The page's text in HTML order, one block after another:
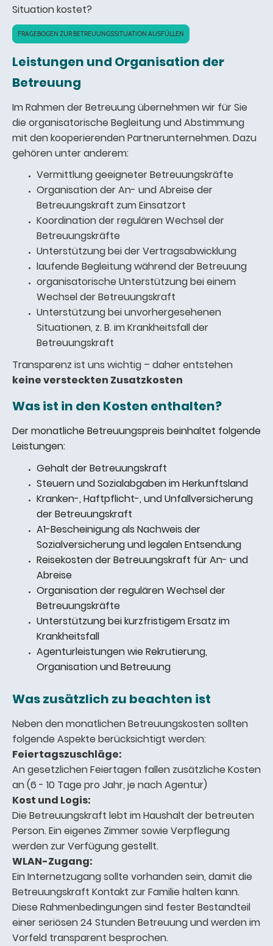
FRAGEBOGEN ZUR BETREUUNGSSITUATION AUSFÜLLEN
Situation kostet?
Leistungen und Organisation der
Betreuung
Im Rahmen der Betreuung übernehmen wir für Sie
die organisatorische Begleitung und Abstimmung
mit den kooperierenden Partnerunternehmen. Dazu
gehören unter anderem:
Vermittlung geeigneter Betreuungskräfte
Organisation der An- und Abreise der
Betreuungskraft zum Einsatzort
Koordination der regulären Wechsel der
Betreuungskräfte
Unterstützung bei der Vertragsabwicklung
laufende Begleitung während der Betreuung
organisatorische Unterstützung bei einem
Wechsel der Betreuungskraft
Unterstützung bei unvorhergesehenen
Situationen, z. B. im Krankheitsfall der
Betreuungskraft
Transparenz ist uns wichtig – daher entstehen
keine versteckten Zusatzkosten
Was ist in den Kosten enthalten?
Der monatliche Betreuungspreis beinhaltet folgende
Leistungen:
Gehalt der Betreuungskraft
Steuern und Sozialabgaben im Herkunftsland
Kranken-, Haftpflicht-, und Unfallversicherung
der Betreuungskraft
A1-Bescheinigung als Nachweis der
Sozialversicherung und legalen Entsendung
Reisekosten der Betreuungskraft für An- und
Abreise
Organisation der regulären Wechsel der
Betreuungskräfte
Unterstützung bei kurzfristigem Ersatz im
Krankheitsfall
Agenturleistungen wie Rekrutierung,
Organisation und Betreuung
Was zusätzlich zu beachten ist
Neben den monatlichen Betreuungskosten sollten
folgende Aspekte berücksichtigt werden:
Feiertagszuschläge:
An gesetzlichen Feiertagen fallen zusätzliche Kosten
an (6 - 10 Tage pro Jahr, je nach Agentur)
Kost und Logis:
Die Betreuungskraft lebt im Haushalt der betreuten
Person. Ein eigenes Zimmer sowie Verpflegung
werden zur Verfügung gestellt.
WLAN-Zugang:
Ein Internetzugang sollte vorhanden sein, damit die
Betreuungskraft Kontakt zur Familie halten kann.
Diese Rahmenbedingungen sind fester Bestandteil
einer seriösen 24 Stunden Betreuung und werden im
Vorfeld transparent besprochen.